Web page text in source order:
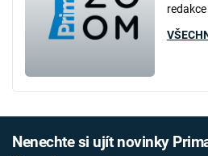
Nenechte si ujít novinky